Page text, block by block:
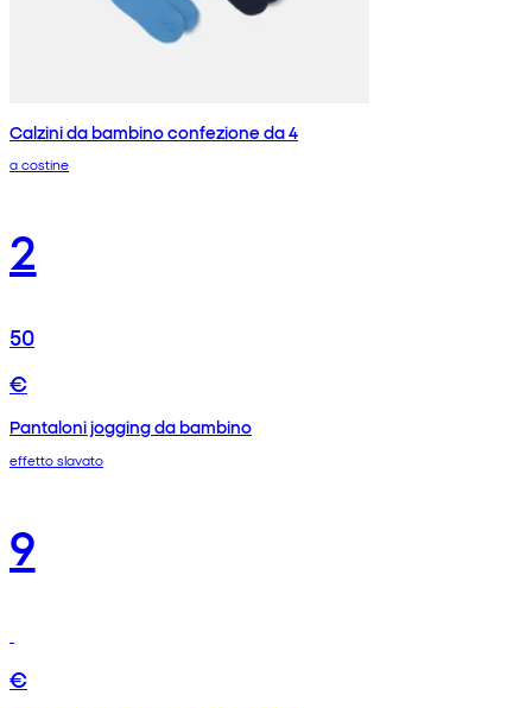
Calzini da bambino confezione da 4
a costine
2
50
€
Pantaloni jogging da bambino
effetto slavato
9
€